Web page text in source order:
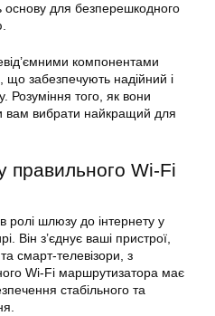
основу для безперешкодного
компонентами
що забезпечують надійний і
Розуміння того, як вони
вибрати найкращий для
правильного Wi-Fi
ролі шлюзу до інтернету у
Він з’єднує ваші пристрої,
смарт-телевізори, з
Wi-Fi маршрутизатора має
стабільного та